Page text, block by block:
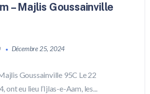
– Majlis Goussainville
Décembre 25, 2024
Goussainville 95C Le 22
ont eu lieu l’Ijlas-e-Aam, les...